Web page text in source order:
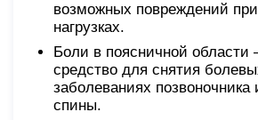
возможных повреждений
нагрузках.
Боли в поясничной
средство для снятия
заболеваниях позвоночника
спины.